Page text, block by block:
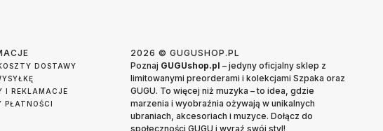
DOSTAWY
I REKLAMACJE
PŁATNOŚCI
2026 © GUGUSHOP.PL
Poznaj GUGUshop.pl – jedyny oficjalny sklep z
limitowanymi preorderami i kolekcjami Szpaka oraz
GUGU. To więcej niż muzyka – to idea, gdzie
marzenia i wyobraźnia ożywają w unikalnych
ubraniach, akcesoriach i muzyce. Dołącz do
społeczności GUGU i wyraź swój styl!